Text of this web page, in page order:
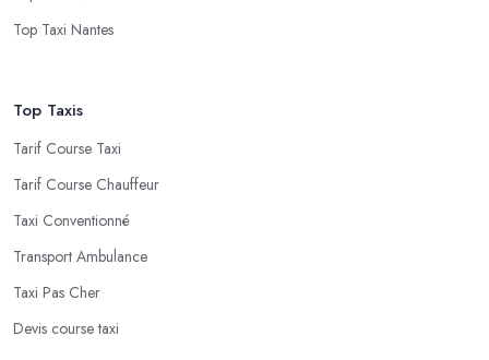
Top Taxi Nantes
Top Taxis
Tarif Course Taxi
Tarif Course Chauffeur
Taxi Conventionné
Transport Ambulance
Taxi Pas Cher
Devis course taxi